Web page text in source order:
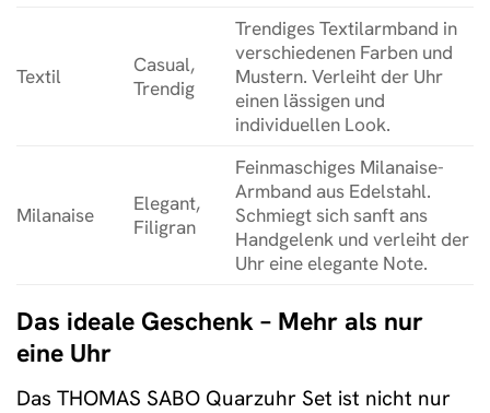
Textil
Casual,
Trendig
Trendiges Textilarmband in
verschiedenen Farben und
Mustern. Verleiht der Uhr
einen lässigen und
individuellen Look.
Milanaise
Elegant,
Filigran
Feinmaschiges Milanaise-
Armband aus Edelstahl.
Schmiegt sich sanft ans
Handgelenk und verleiht der
Uhr eine elegante Note.
Das ideale Geschenk – Mehr als nur
eine Uhr
Das THOMAS SABO Quarzuhr Set ist nicht nur